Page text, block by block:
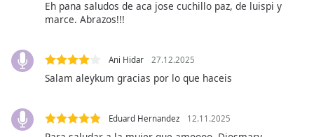
opens
subtitles
dialog
subtitles
Audio
Eh pana saludos de aca jose cuchillo paz, de luispi y
marce. Abrazos!!!
Ani Hidar 27.12.2025
Salam aleykum gracias por lo que haceis
Eduard Hernandez 12.11.2025